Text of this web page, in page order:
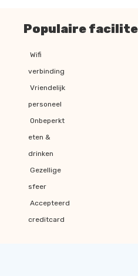
Populaire
Wifi
verbinding
Vriendelijk
personeel
Onbeperkt
eten &
drinken
Gezellige
sfeer
Accepteerd
creditcard